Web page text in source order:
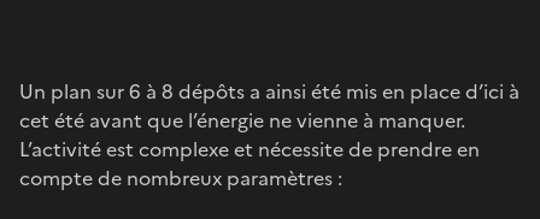
Un plan sur 6 à 8 dépôts a ainsi été mis en place d’ici à
cet été avant que l’énergie ne vienne à manquer.
L’activité est complexe et nécessite de prendre en
compte de nombreux paramètres :